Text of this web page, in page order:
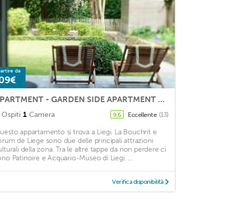
da
APARTMENT - GARDEN SIDE APARTMENT AT 26: 2 / 4P
Ospiti 1 Camera 9,6 Eccellente (13)
appartamento si trova a Liegi. La Bouchrit e
de Liege sono due delle principali attrazioni
della zona. Tra le altre tappe da non perdere ci
Patinoire e Acquario-Museo di Liegi. ...
Verifica disponibilità